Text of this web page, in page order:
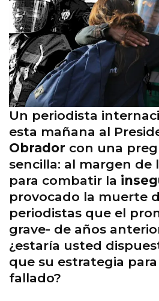
Un periodista
esta mañana al
Obrador con una
sencilla: al margen de
para combatir la
provocado la muerte
periodistas que el
grave- de años
¿estaría usted
que su estrategia
fallado?